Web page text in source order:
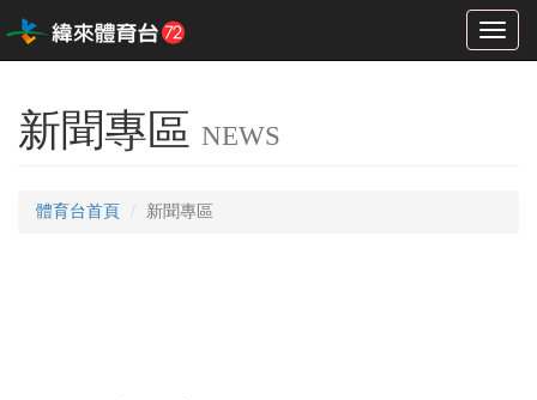
Toggle
新聞專區 NEWS
體育台首頁 新聞專區